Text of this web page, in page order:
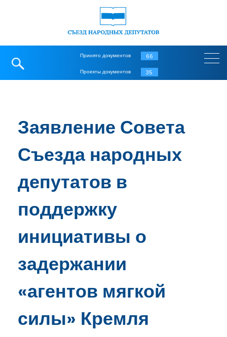
Принято документов 66
Проекты документов 35
Заявление Совета
Съезда народных
депутатов в
поддержку
инициативы о
задержании
«агентов мягкой
силы» Кремля